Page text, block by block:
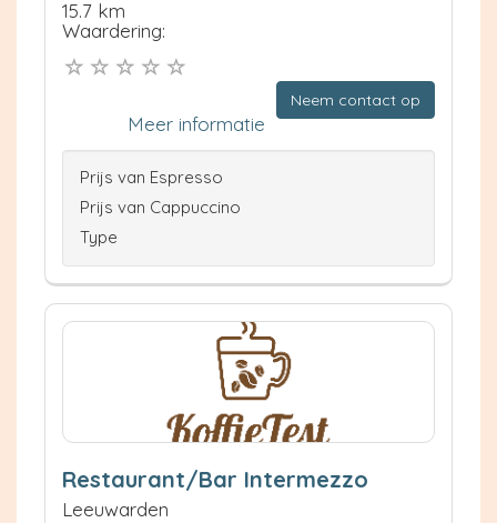
15.7 km
Waardering:
Neem contact op
Meer informatie
Prijs van Espresso
Prijs van Cappuccino
Type
Restaurant/Bar Intermezzo
Leeuwarden